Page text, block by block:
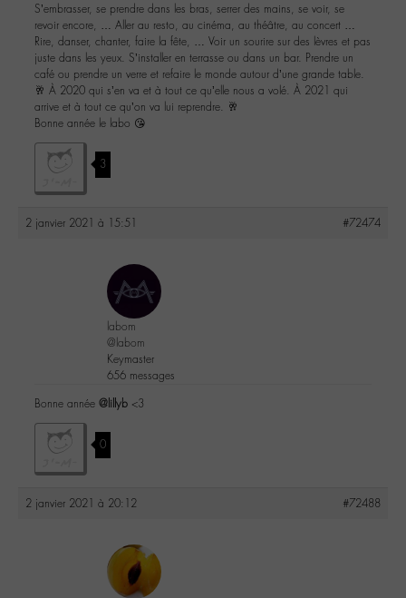
S’embrasser, se prendre dans les bras, serrer des mains, se voir, se
revoir encore, … Aller au resto, au cinéma, au théâtre, au concert …
Rire, danser, chanter, faire la fête, … Voir un sourire sur des lèvres et pas
juste dans les yeux. S’installer en terrasse ou dans un bar. Prendre un
café ou prendre un verre et refaire le monde autour d’une grande table.
🥂 À 2020 qui s’en va et à tout ce qu’elle nous a volé. À 2021 qui
arrive et à tout ce qu’on va lui reprendre. 🥂
Bonne année le labo 😘
3
2 janvier 2021 à 15:51 #72474
labom
@labom
Keymaster
656 messages
Bonne année @lillyb <3
0
2 janvier 2021 à 20:12 #72488